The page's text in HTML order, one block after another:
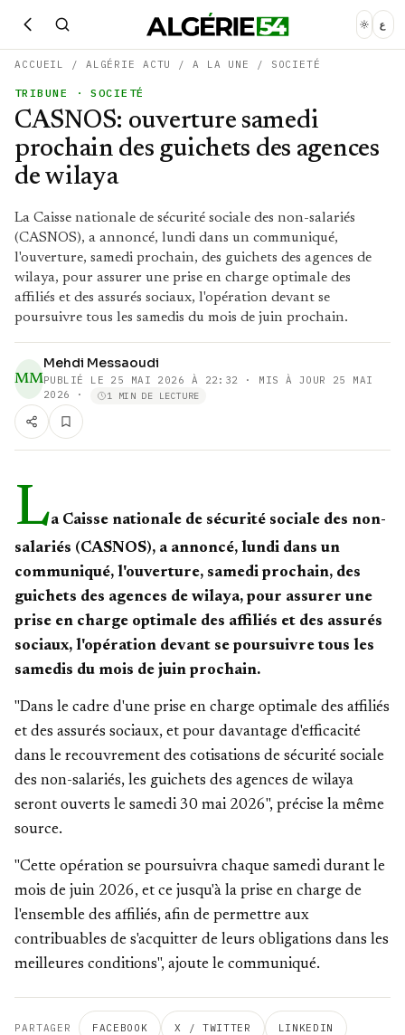
ع
ACCUEIL / ALGÉRIE ACTU /A LA UNE / SOCIETÉ
TRIBUNE · SOCIETÉ
CASNOS: ouverture samedi
prochain des guichets des agences
de wilaya
La Caisse nationale de sécurité sociale des non-salariés
(CASNOS), a annoncé, lundi dans un communiqué,
l'ouverture, samedi prochain, des guichets des agences de
wilaya, pour assurer une prise en charge optimale des
affiliés et des assurés sociaux, l'opération devant se
poursuivre tous les samedis du mois de juin prochain.
MM
Mehdi Messaoudi
PUBLIÉ LE 25 MAI 2026 À 22:32 · MIS À JOUR 25 MAI
2026
· 1 MIN DE LECTURE
La Caisse nationale de sécurité sociale des non-
salariés (CASNOS), a annoncé, lundi dans un
communiqué, l'ouverture, samedi prochain, des
guichets des agences de wilaya, pour assurer une
prise en charge optimale des affiliés et des assurés
sociaux, l'opération devant se poursuivre tous les
samedis du mois de juin prochain.
"Dans le cadre d'une prise en charge optimale des affiliés
et des assurés sociaux, et pour davantage d'efficacité
dans le recouvrement des cotisations de sécurité sociale
des non-salariés, les guichets des agences de wilaya
seront ouverts le samedi 30 mai 2026", précise la même
source.
"Cette opération se poursuivra chaque samedi durant le
mois de juin 2026, et ce jusqu'à la prise en charge de
l'ensemble des affiliés, afin de permettre aux
contribuables de s'acquitter de leurs obligations dans les
meilleures conditions", ajoute le communiqué.
PARTAGER FACEBOOK X / TWITTER LINKEDIN